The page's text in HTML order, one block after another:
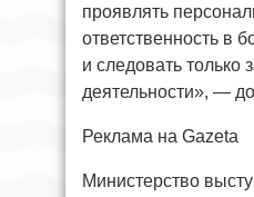
проявлять
ответственность в
и следовать только
деятельности», —
Реклама на Gazeta
Министерство